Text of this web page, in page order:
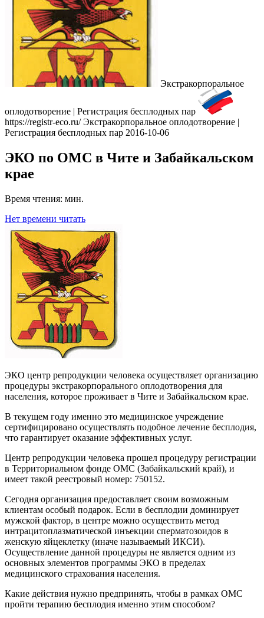
Экстракорпоральное
оплодотворение | Регистрация бесплодных пар
https://registr-eco.ru/ Экстракорпоральное оплодотворение |
Регистрация бесплодных пар 2016-10-06
ЭКО по ОМС в Чите и Забайкальском
крае
Время чтения: мин.
Нет времени читать
ЭКО центр репродукции человека осуществляет организацию
процедуры экстракорпорального оплодотворения для
населения, которое проживает в Чите и Забайкальском крае.
В текущем году именно это медицинское учреждение
сертифицировано осуществлять подобное лечение бесплодия,
что гарантирует оказание эффективных услуг.
Центр репродукции человека прошел процедуру регистрации
в Территориальном фонде ОМС (Забайкальский край), и
имеет такой реестровый номер: 750152.
Сегодня организация предоставляет своим возможным
клиентам особый подарок. Если в бесплодии доминирует
мужской фактор, в центре можно осуществить метод
интрацитоплазматической инъекции сперматозоидов в
женскую яйцеклетку (иначе называемый ИКСИ).
Осуществление данной процедуры не является одним из
основных элементов программы ЭКО в пределах
медицинского страхования населения.
Какие действия нужно предпринять, чтобы в рамках ОМС
пройти терапию бесплодия именно этим способом?